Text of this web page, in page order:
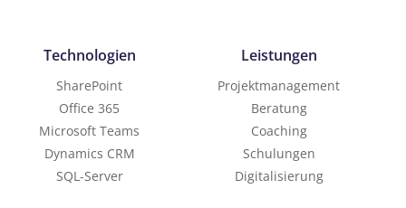
Technologien
SharePoint
Office 365
Microsoft Teams
Dynamics CRM
SQL-Server
Leistungen
Projektmanagement
Beratung
Coaching
Schulungen
Digitalisierung